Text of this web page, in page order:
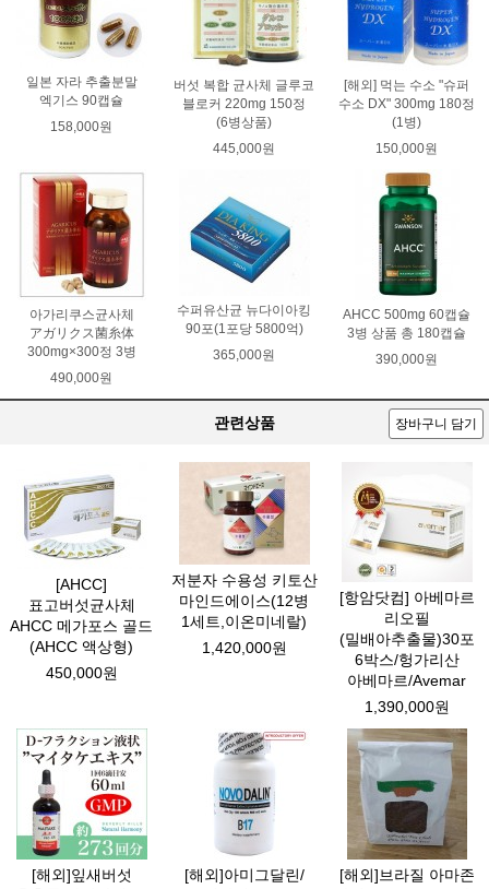
일본 자라 추출분말
엑기스 90캡슐
158,000원
버섯 복합 균사체 글루코
블로커 220mg 150정
(6병상품)
445,000원
[해외] 먹는 수소 "슈퍼
수소 DX" 300mg 180정
(1병)
150,000원
아가리쿠스균사체
アガリクス菌糸体
300mg×300정 3병
490,000원
수퍼유산균 뉴다이아킹
90포(1포당 5800억)
365,000원
AHCC 500mg 60캡슐
3병 상품 총 180캡슐
390,000원
관련상품 장바구니 담기
[AHCC]
표고버섯균사체
AHCC 메가포스 골드
(AHCC 액상형)
450,000원
저분자 수용성 키토산
마인드에이스(12병
1세트,이온미네랄)
1,420,000원
[항암닷컴] 아베마르
리오필
(밀배아추출물)30포
6박스/헝가리산
아베마르/Avemar
1,390,000원
[해외]잎새버섯
[해외]아미그달린/
[해외]브라질 아마존